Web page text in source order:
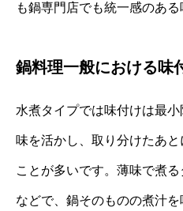
も鍋専門店でも統一感のある
鍋料理一般における味
水煮タイプでは味付けは最
味を活かし、取り分けたあ
ことが多いです。薄味で煮
などで、鍋そのものの煮汁